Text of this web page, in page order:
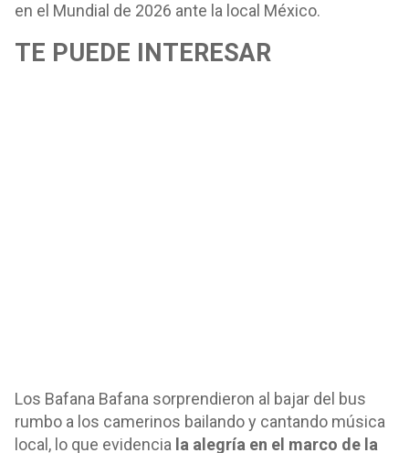
en el Mundial de 2026 ante la local México.
TE PUEDE INTERESAR
Los Bafana Bafana sorprendieron al bajar del bus
rumbo a los camerinos bailando y cantando música
local, lo que evidencia la alegría en el marco de la